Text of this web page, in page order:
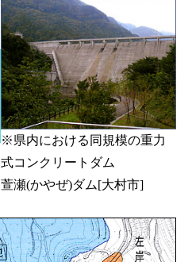
※県内における同規模の重力
式コンクリートダム
萱瀬(かやぜ)ダム[大村市]